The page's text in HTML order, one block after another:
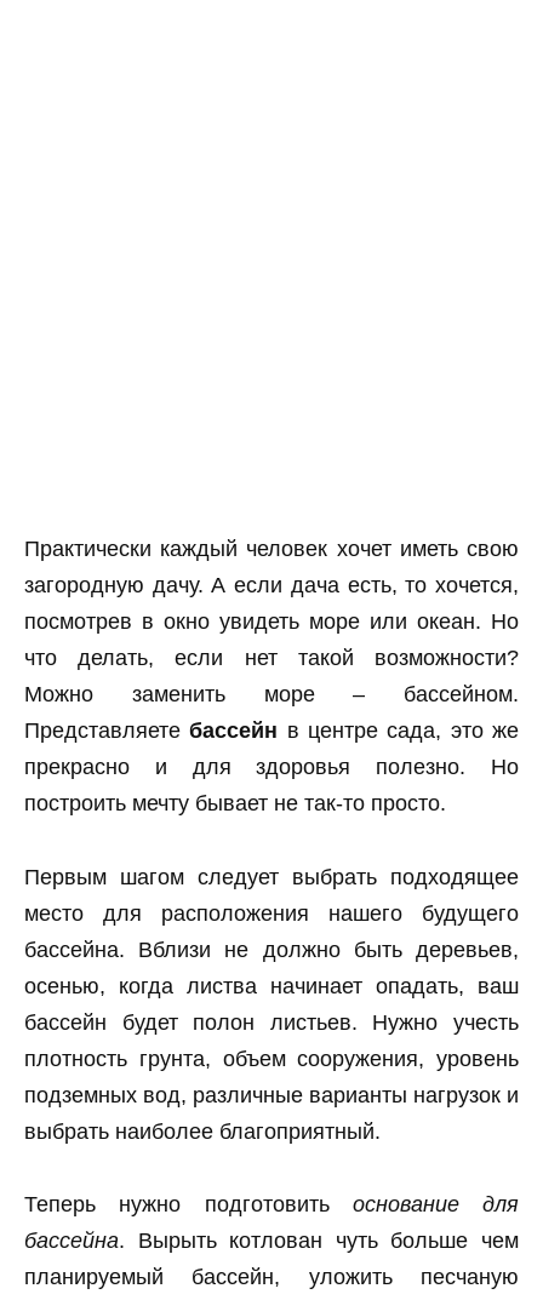
Практически каждый человек хочет иметь свою
загородную дачу. А если дача есть, то хочется,
посмотрев в окно увидеть море или океан. Но
что делать, если нет такой возможности?
Можно заменить море – бассейном.
Представляетебассейн в центре сада, это же
прекрасно и для здоровья полезно. Но
построить мечту бывает не так-то просто.
Первым шагом следует выбрать подходящее
место для расположения нашего будущего
бассейна. Вблизи не должно быть деревьев,
осенью, когда листва начинает опадать, ваш
бассейн будет полон листьев. Нужно учесть
плотность грунта, объем сооружения, уровень
подземных вод, различные варианты нагрузок и
выбрать наиболее благоприятный.
Теперь нужно подготовить основание для
бассейна. Вырыть котлован чуть больше чем
планируемый бассейн, уложить песчаную